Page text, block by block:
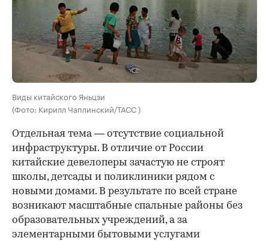
Виды китайского Яньцзи
(Фото: Кирилл Чаплинский/ТАСС )
Отдельная тема — отсутствие социальной
инфраструктуры. В отличие от России
китайские девелоперы зачастую не строят
школы, детсады и поликлиники рядом с
новыми домами. В результате по всей стране
возникают масштабные спальные районы без
образовательных учреждений, а за
элементарными бытовыми услугами